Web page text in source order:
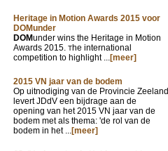
Heritage in Motion Awards 2015 voor
DOMunder
DOMunder wins the Heritage in Motion
Awards 2015. The international
competition to highlight ...[meer]
2015 VN jaar van de bodem
Op uitnodiging van de Provincie Zeeland
levert JDdV een bijdrage aan de
opening van het 2015 VN jaar van de
bodem met als thema: 'de rol van de
bodem in het ...[meer]